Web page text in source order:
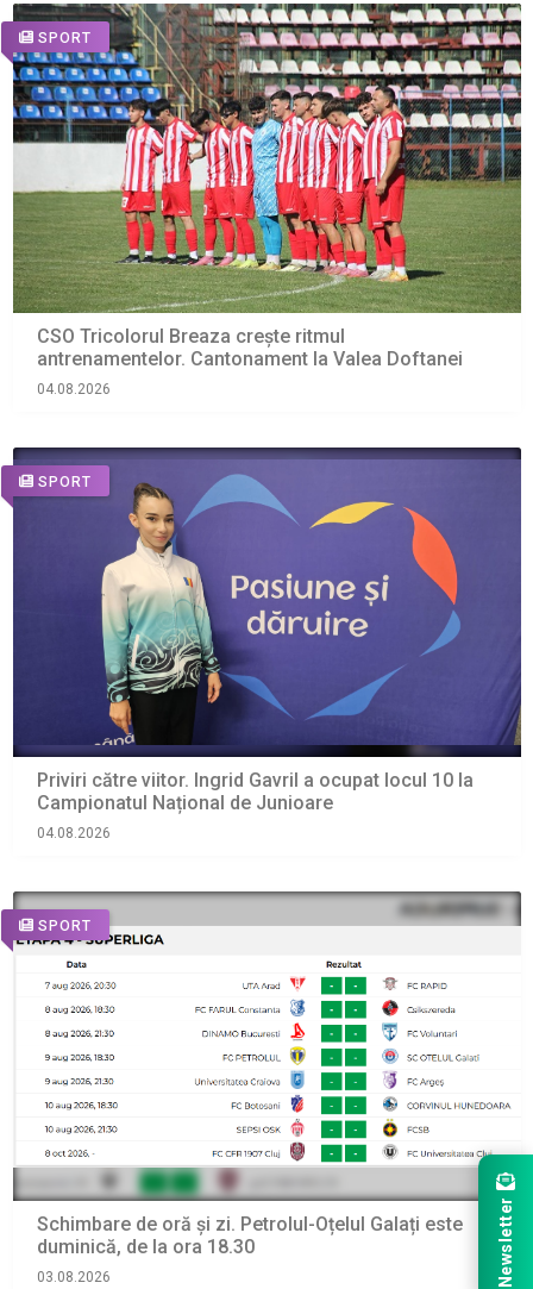
SPORT
CSO Tricolorul Breaza crește ritmul
antrenamentelor. Cantonament la Valea Doftanei
04.08.2026
SPORT
Priviri către viitor. Ingrid Gavril a ocupat locul 10 la
Campionatul Național de Junioare
04.08.2026
SPORT
Schimbare de oră și zi. Petrolul-Oțelul Galați este
duminică, de la ora 18.30
03.08.2026 Newsletter